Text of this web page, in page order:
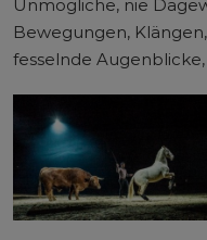
Unmögliche, nie
Bewegungen,
fesselnde